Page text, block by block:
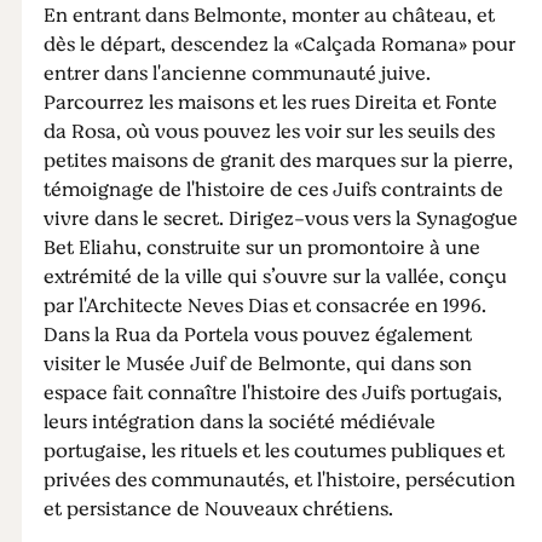
En entrant dans Belmonte, monter au château, et
dès le départ, descendez la «Calçada Romana» pour
entrer dans l'ancienne communauté juive.
Parcourrez les maisons et les rues Direita et Fonte
da Rosa, où vous pouvez les voir sur les seuils des
petites maisons de granit des marques sur la pierre,
témoignage de l'histoire de ces Juifs contraints de
vivre dans le secret. Dirigez-vous vers la Synagogue
Bet Eliahu, construite sur un promontoire à une
extrémité de la ville qui s’ouvre sur la vallée, conçu
par l'Architecte Neves Dias et consacrée en 1996.
Dans la Rua da Portela vous pouvez également
visiter le Musée Juif de Belmonte, qui dans son
espace fait connaître l'histoire des Juifs portugais,
leurs intégration dans la société médiévale
portugaise, les rituels et les coutumes publiques et
privées des communautés, et l'histoire, persécution
et persistance de Nouveaux chrétiens.